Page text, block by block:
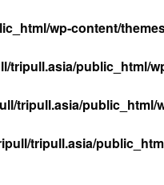
wp-content/
tripull.asia/public_html/
tripull.asia/
tripull.asia/